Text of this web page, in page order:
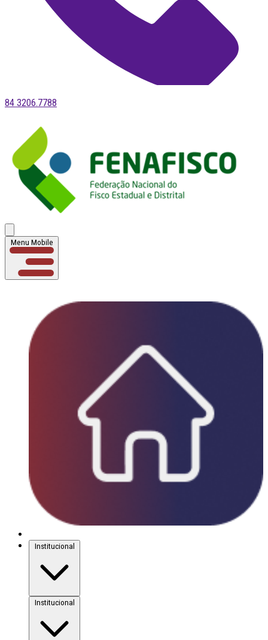
84 3206.7788
Menu Mobile
Institucional
Institucional